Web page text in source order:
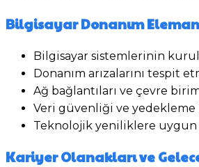
Bilgisayar Donanım
Bilgisayar sistemlerinin
Donanım arızalarını tespit
Ağ bağlantıları ve çevre
Veri güvenliği ve
Teknolojik yeniliklere
Kariyer Olanakları ve